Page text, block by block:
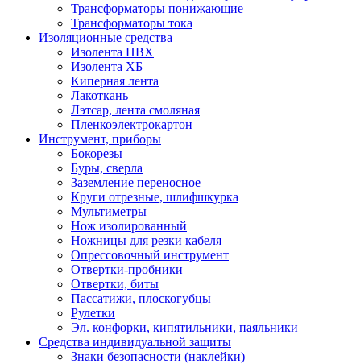
Трансформаторы понижающие
Трансформаторы тока
Изоляционные средства
Изолента ПВХ
Изолента ХБ
Киперная лента
Лакоткань
Лэтсар, лента смоляная
Пленкоэлектрокартон
Инструмент, приборы
Бокорезы
Буры, сверла
Заземление переносное
Круги отрезные, шлифшкурка
Мультиметры
Нож изолированный
Ножницы для резки кабеля
Опрессовочный инструмент
Отвертки-пробники
Отвертки, биты
Пассатижи, плоскогубцы
Рулетки
Эл. конфорки, кипятильники, паяльники
Средства индивидуальной защиты
Знаки безопасности (наклейки)